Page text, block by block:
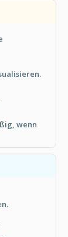
wenn